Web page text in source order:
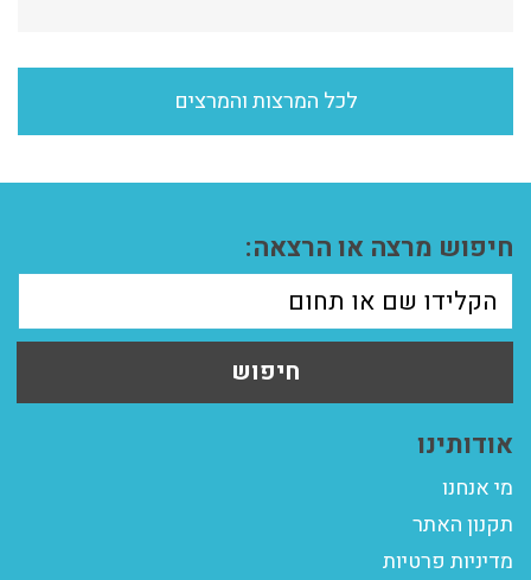
לכל המרצות והמרצים
חיפוש מרצה או הרצאה:
חיפוש
אודותינו
מי אנחנו
תקנון האתר
מדיניות פרטיות